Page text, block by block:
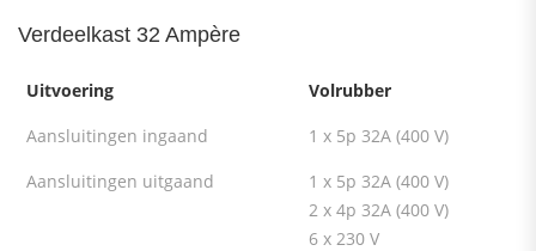
Verdeelkast 32 Ampère
Uitvoering
Volrubber
Aansluitingen ingaand
1 x 5p 32A (400 V)
Aansluitingen uitgaand
1 x 5p 32A (400 V)
2 x 4p 32A (400 V)
6 x 230 V